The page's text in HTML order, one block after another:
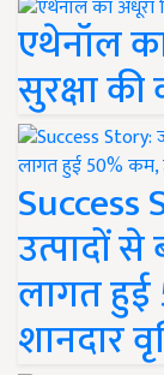
एथेनॉल
सुरक्षा
उत्पादों
लागत
शानदार